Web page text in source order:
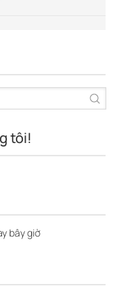
tôi!
bây giờ